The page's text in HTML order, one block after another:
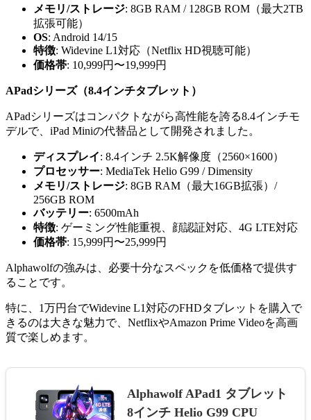
メモリ/ストレージ: 8GB RAM / 128GB ROM（最大2TB
拡張可能）
OS: Android 14/15
特徴: Widevine L1対応（Netflix HD視聴可能）
価格帯: 10,999円〜19,999円
APadシリーズ（8.4インチタブレット）
APadシリーズはコンパクトながら高性能を誇る8.4インチモ
デルで、iPad Miniの代替品として開発されました。
ディスプレイ: 8.4インチ 2.5K解像度（2560×1600）
プロセッサー: MediaTek Helio G99 / Dimensity
メモリ/ストレージ: 8GB RAM（最大16GB拡張）/
256GB ROM
バッテリー: 6500mAh
特徴: ゲーミング性能重視、顔認証対応、4G LTE対応
価格帯: 15,999円〜25,999円
Alphawolfの強みは、必要十分なスペックを低価格で提供す
ることです。
特に、1万円台でWidevine L1対応のFHDタブレットを購入で
きるのは大きな魅力で、NetflixやAmazon Prime Videoを高画
質で楽しめます。
Alphawolf APad1 タブレット
8インチ Helio G99 CPU